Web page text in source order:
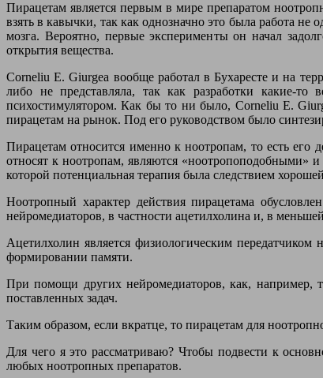
Пирацетам является первым в мире препаратом
взять в кавычки, так как однозначно это была работа не
мозга. Вероятно, первые эксперименты он начал
открытия вещества.
Corneliu E. Giurgea вообще работал в Бухаресте и на
либо не представляла, так как разработки какие-
психостимулятором. Как бы то ни было, Corneliu E.
пирацетам на рынок. Под его руководством было
Пирацетам относится именно к ноотропам, то есть
относят к ноотропам, являются «ноотропоподобными»
которой потенциальная терапия была следствием
Ноотропный характер действия пирацетама
нейромедиаторов, в частности ацетилхолина и, в
Ацетилхолин является физиологическим
формировании памяти.
При помощи других нейромедиаторов, как, например,
поставленных задач.
Таким образом, если вкратце, то пирацетам для
Для чего я это рассматриваю? Чтобы подвести к
любых ноотропных препаратов.